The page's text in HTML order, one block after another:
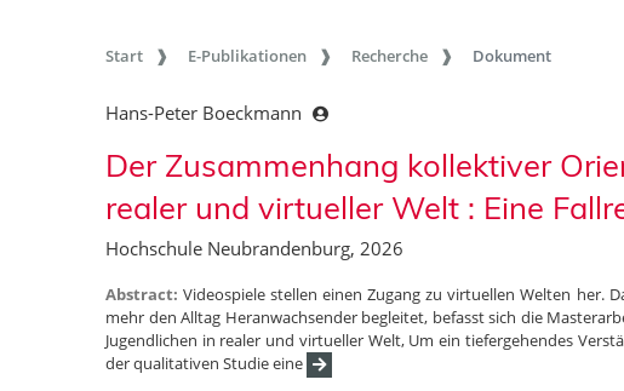
Start E-Publikationen Recherche Dokument
Hans-Peter Boeckmann
Der Zusammenhang kollektiver
realer und virtueller Welt : Eine
Hochschule Neubrandenburg, 2026
Abstract:Videospiele stellen einen Zugang zu virtuellen Welten her.
mehr den Alltag Heranwachsender begleitet, befasst sich die
Jugendlichen in realer und virtueller Welt, Um ein tiefergehendes
der qualitativen Studie eine